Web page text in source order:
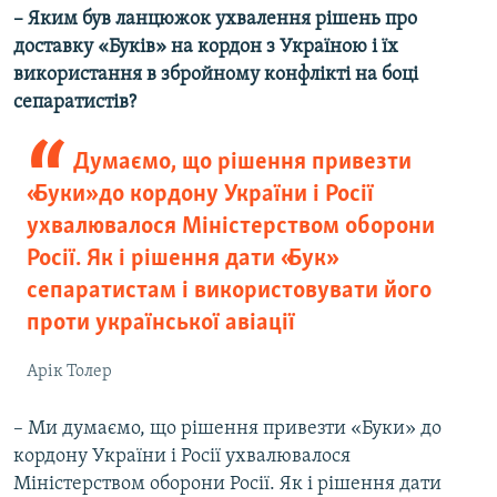
– Яким був ланцюжок ухвалення рішень про
доставку «Буків» на кордон з Україною і їх
використання в збройному конфлікті на боці
сепаратистів?
Думаємо, що рішення привезти
«Буки» до кордону України і Росії
ухвалювалося Міністерством оборони
Росії. Як і рішення дати «Бук»
сепаратистам і використовувати його
проти української авіації
Арік Толер
– Ми думаємо, що рішення привезти «Буки» до
кордону України і Росії ухвалювалося
Міністерством оборони Росії. Як і рішення дати